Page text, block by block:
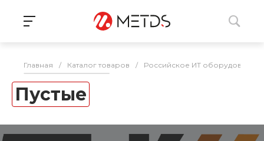
Главная / Каталог товаров / Российское ИТ оборудование
Пустые